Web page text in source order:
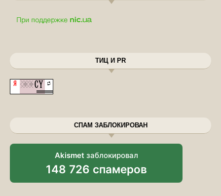
ТИЦ И PR
СПАМ ЗАБЛОКИРОВАН
Akismet заблокировал
148 726 спамеров